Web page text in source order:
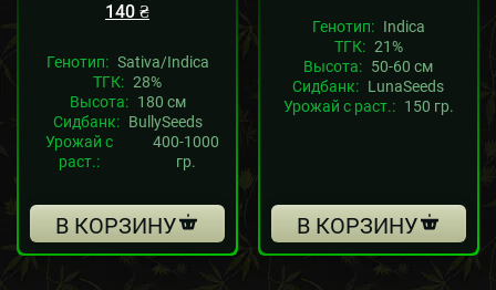
140₴
Генотип: Sativa/Indica
ТГК: 28%
Высота: 180 см
Сидбанк: BullySeeds
Урожай с
раст.:
400-1000
гр.
В КОРЗИНУ
Генотип: Indica
ТГК: 21%
Высота: 50-60 см
Сидбанк: LunaSeeds
Урожай с раст.: 150 гр.
В КОРЗИНУ